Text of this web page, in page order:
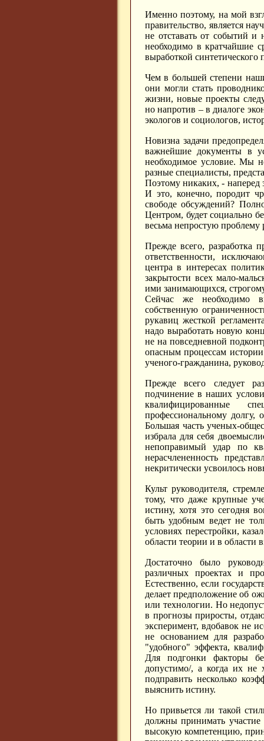
Именно поэтому, на мой
правительство, является
не отставать от событий и
необходимо в кратчайшие
выработкой синтетического
Чем в большей степени
они могли стать
жизни, новые проекты
но напротив – в диалоге
экологов и социологов,
Новизна задачи
важнейшие документы в
необходимое условие. Мы
разные специалисты,
Поэтому никаких, - наперед
И это, конечно, породит
свободе обсуждений?
Центром, будет социально
весьма непростую проблему
Прежде всего, разработка
ответственности,
центра в интересах
закрытости всех мало-
ими занимающихся,
Сейчас же необходимо
собственную
рукавиц жесткой
надо выработать новую
не на повседневной
опасным процессам
ученого-гражданина,
Прежде всего следует
подчинение в наших
квалифицированные
профессиональному долгу,
Большая часть ученых-
избрала для себя
непоправимый удар по
нерасчлененность
некритически усвоилось
Культ руководителя,
тому, что даже крупные
истину, хотя это сегодня
быть удобным ведет не
условиях перестройки,
области теории и в
Достаточно было
различных проектах и
Естественно, если
делает предположение об
или технологии. Но
в прогнозы приросты,
эксперимент, вдобавок не
не основанием для
"удобного" эффекта,
Для подгонки факторы
допустимо/, а когда их не
подправить несколько
выяснить истину.
Но привьется ли такой
должны принимать участие
высокую компетенцию,